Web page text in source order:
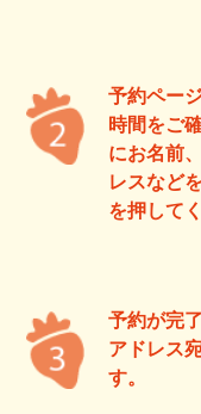
予約ペー
時間をご
にお名前
レスなど
を押して
予約が完
アドレス
す。